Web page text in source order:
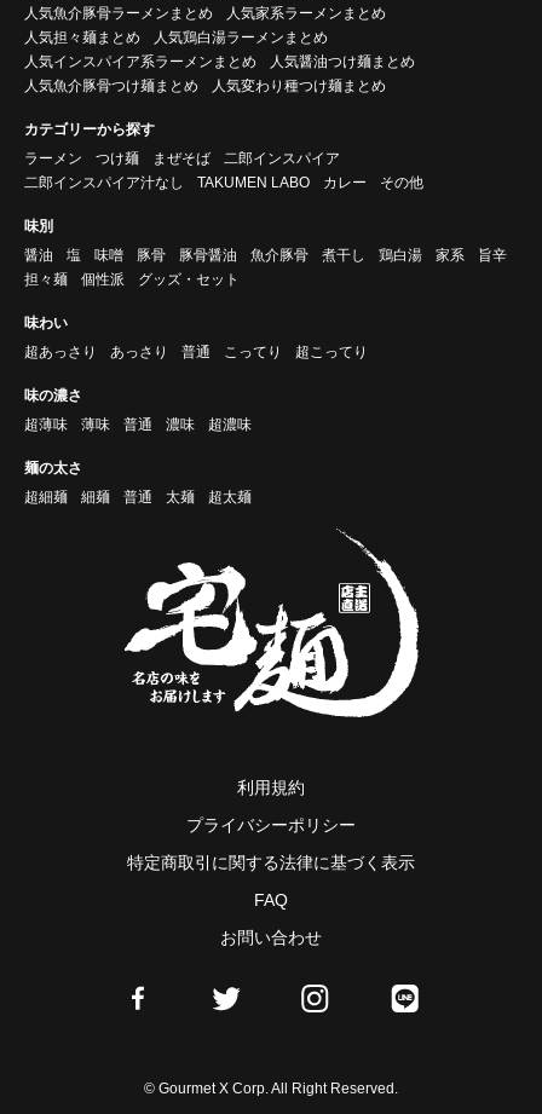
人気魚介豚骨ラーメンまとめ
人気家系ラーメンまとめ
人気担々麺まとめ
人気鶏白湯ラーメンまとめ
人気インスパイア系ラーメンまとめ
人気醤油つけ麺まとめ
人気魚介豚骨つけ麺まとめ
人気変わり種つけ麺まとめ
カテゴリーから探す
ラーメン
つけ麺 まぜそば
二郎インスパイア
二郎インスパイア汁なし
TAKUMEN LABO カレー その他
味別
醤油
塩 味噌 豚骨 豚骨醤油 魚介豚骨 煮干し 鶏白湯 家系
旨辛
担々麺
個性派 グッズ・セット
味わい
超あっさり
あっさり 普通 こってり 超こってり
味の濃さ
超薄味
薄味 普通 濃味 超濃味
麺の太さ
超細麺
細麺 普通 太麺 超太麺
利用規約
プライバシーポリシー
特定商取引に関する法律に基づく表示
FAQ
お問い合わせ
© Gourmet X Corp. All Right Reserved.